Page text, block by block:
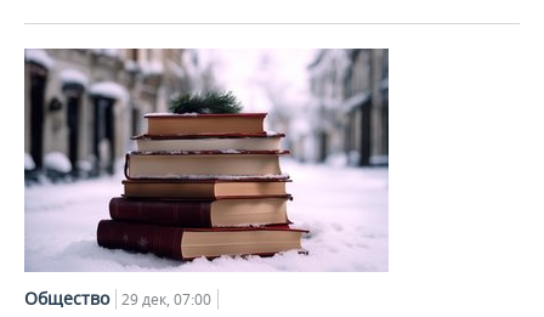
Общество 29 дек, 07:00